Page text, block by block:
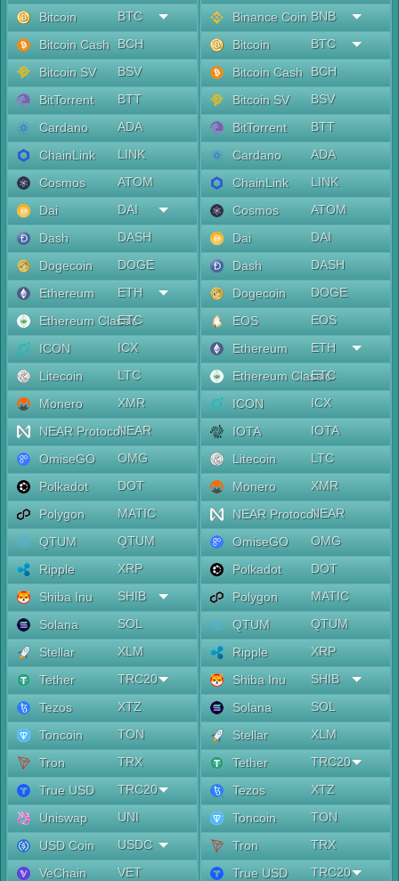
Bitcoin
BTC
Bitcoin Cash
BCH
Bitcoin SV
BSV
BitTorrent
BTT
Cardano
ADA
ChainLink
LINK
Cosmos
ATOM
Dai
DAI
Dash
DASH
Dogecoin
DOGE
Ethereum
ETH
Ethereum Classic
ETC
ICON
ICX
Litecoin
LTC
Monero
XMR
NEAR ProtocolNEAR
OmiseGO
OMG
Polkadot
DOT
Polygon
MATIC
QTUM
QTUM
Ripple
XRP
Shiba Inu
SHIB
Solana
SOL
Stellar
XLM
Tether
TRC20
Tezos
XTZ
Toncoin
TON
Tron
TRX
True USD
TRC20
Uniswap
UNI
USD Coin
USDC
VeChain
VET
Binance Coin BNB
Bitcoin
BTC
Bitcoin Cash
BCH
Bitcoin SV
BSV
BitTorrent
BTT
Cardano
ADA
ChainLink
LINK
Cosmos
ATOM
Dai
DAI
Dash
DASH
Dogecoin
DOGE
EOS
EOS
Ethereum
ETH
Ethereum Classic
ETC
ICON
ICX
IOTA
IOTA
Litecoin
LTC
Monero
XMR
NEAR ProtocolNEAR
OmiseGO
OMG
Polkadot
DOT
Polygon
MATIC
QTUM
QTUM
Ripple
XRP
Shiba Inu
SHIB
Solana
SOL
Stellar
XLM
Tether
TRC20
Tezos
XTZ
Toncoin
TON
Tron
TRX
True USD
TRC20